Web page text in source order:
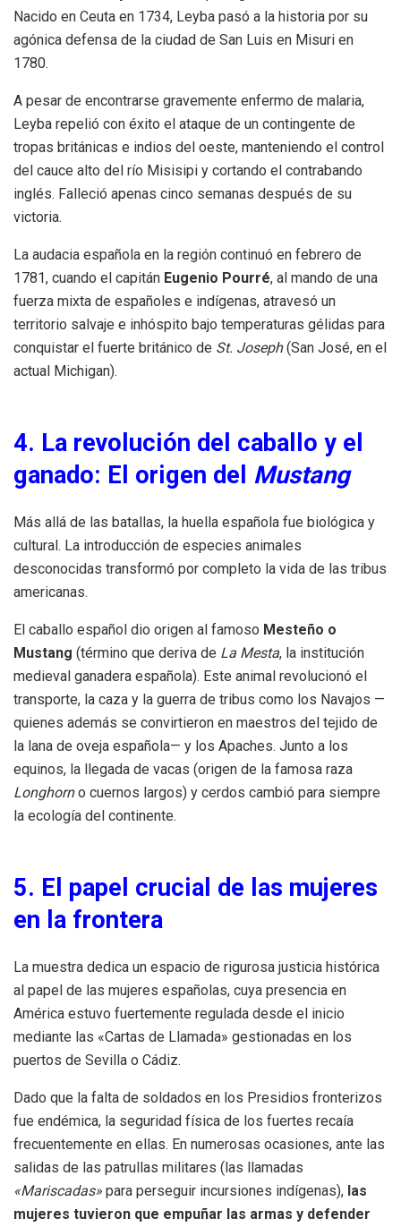
Nacido en Ceuta en 1734, Leyba pasó a la historia por su
agónica defensa de la ciudad de San Luis en Misuri en
1780.
A pesar de encontrarse gravemente enfermo de malaria,
Leyba repelió con éxito el ataque de un contingente de
tropas británicas e indios del oeste, manteniendo el control
del cauce alto del río Misisipi y cortando el contrabando
inglés. Falleció apenas cinco semanas después de su
victoria.
La audacia española en la región continuó en febrero de
1781, cuando el capitán Eugenio Pourré, al mando de una
fuerza mixta de españoles e indígenas, atravesó un
territorio salvaje e inhóspito bajo temperaturas gélidas para
conquistar el fuerte británico de St. Joseph(San José, en el
actual Michigan).
4. La revolución del caballo y el
ganado: El origen del Mustang
Más allá de las batallas, la huella española fue biológica y
cultural. La introducción de especies animales
desconocidas transformó por completo la vida de las tribus
americanas.
El caballo español dio origen al famoso Mesteño o
Mustang (término que deriva de La Mesta, la institución
medieval ganadera española). Este animal revolucionó el
transporte, la caza y la guerra de tribus como los Navajos —
quienes además se convirtieron en maestros del tejido de
la lana de oveja española— y los Apaches. Junto a los
equinos, la llegada de vacas (origen de la famosa raza
Longhorno cuernos largos) y cerdos cambió para siempre
la ecología del continente.
5. El papel crucial de las mujeres
en la frontera
La muestra dedica un espacio de rigurosa justicia histórica
al papel de las mujeres españolas, cuya presencia en
América estuvo fuertemente regulada desde el inicio
mediante las «Cartas de Llamada» gestionadas en los
puertos de Sevilla o Cádiz.
Dado que la falta de soldados en los Presidios fronterizos
fue endémica, la seguridad física de los fuertes recaía
frecuentemente en ellas. En numerosas ocasiones, ante las
salidas de las patrullas militares (las llamadas
«Mariscadas» para perseguir incursiones indígenas), las
mujeres tuvieron que empuñar las armas y defender